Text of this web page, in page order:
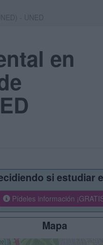
en
si estudiar
Pídeles información
Mapa